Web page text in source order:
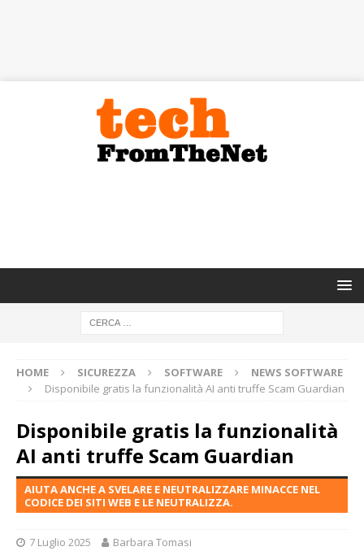
HOME SICUREZZA SOFTWARE
NEWS SOFTWARE
Disponibile gratis la funzionalità AI anti truffe Scam Guardian
Disponibile gratis la funzionalità
AI anti truffe Scam Guardian
AIUTA ANCHE A SVELARE E NEUTRALIZZARE MINACCE NEL
CODICE DEI SITI WEB E LE NEUTRALIZZA.
7 Luglio 2025 Barbara Tomasi